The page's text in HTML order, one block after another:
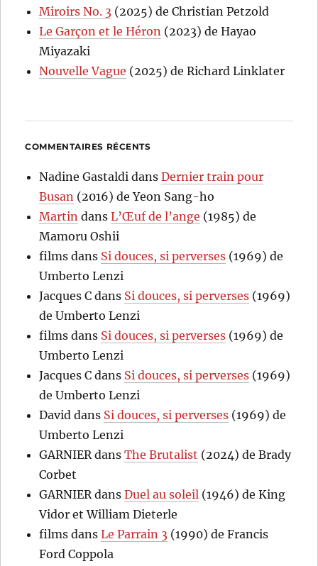
Miroirs No. 3 (2025) de Christian Petzold
Le Garçon et le Héron (2023) de Hayao
Miyazaki
Nouvelle Vague (2025) de Richard Linklater
COMMENTAIRES RÉCENTS
Nadine Gastaldi dansDernier train pour
Busan (2016) de Yeon Sang-ho
Martin dansL’Œuf de l’ange (1985) de
Mamoru Oshii
films dans Si douces, si perverses (1969) de
Umberto Lenzi
Jacques C dans Si douces, si perverses (1969)
de Umberto Lenzi
films dans Si douces, si perverses (1969) de
Umberto Lenzi
Jacques C dans Si douces, si perverses (1969)
de Umberto Lenzi
David dans Si douces, si perverses (1969) de
Umberto Lenzi
GARNIERdansThe Brutalist (2024) de Brady
Corbet
GARNIERdansDuel au soleil (1946) de King
Vidor et William Dieterle
films dansLe Parrain 3 (1990) de Francis
Ford Coppola